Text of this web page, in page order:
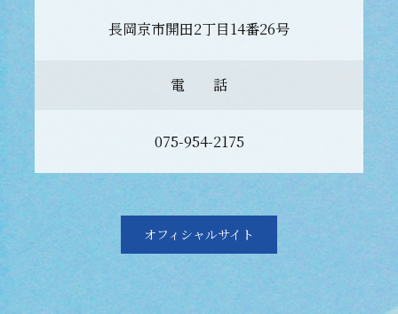
長岡京市開田2丁目14番26号
電 話
075-954-2175
オフィシャルサイト